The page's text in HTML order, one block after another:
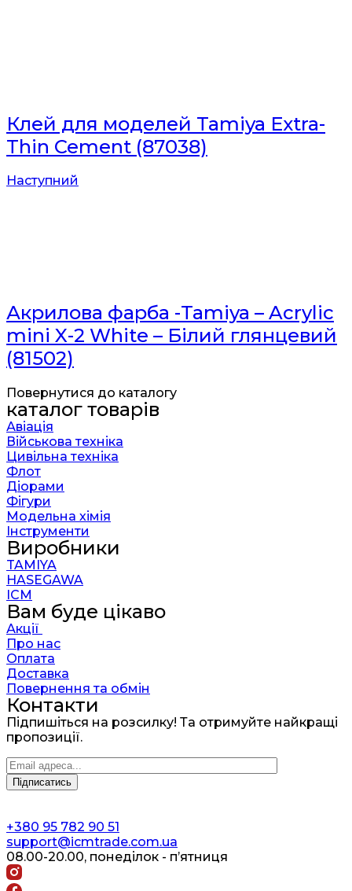
Клей для моделей Tamiya Extra-
Thin Cement (87038)
Наступний
Акрилова фарба -Tamiya – Acrylic
mini X-2 White – Білий глянцевий
(81502)
Повернутися до каталогу
каталог товарів
Авіація
Військова техніка
Цивільна техніка
Флот
Діорами
Фігури
Модельна хімія
Інструменти
Виробники
TAMIYA
HASEGAWA
ICM
Вам буде цікаво
Акції
Про нас
Оплата
Доставка
Повернення та обмін
Контакти
Підпишіться на розсилку! Та отримуйте найкращі
пропозиції.
+380 95 782 90 51
support@icmtrade.com.ua
08.00-20.00, понеділок - п’ятниця